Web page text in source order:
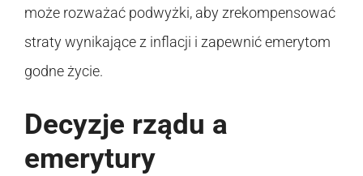
może rozważać podwyżki, aby zrekompensować
straty wynikające z inflacji i zapewnić emerytom
godne życie.
Decyzje rządu a
emerytury